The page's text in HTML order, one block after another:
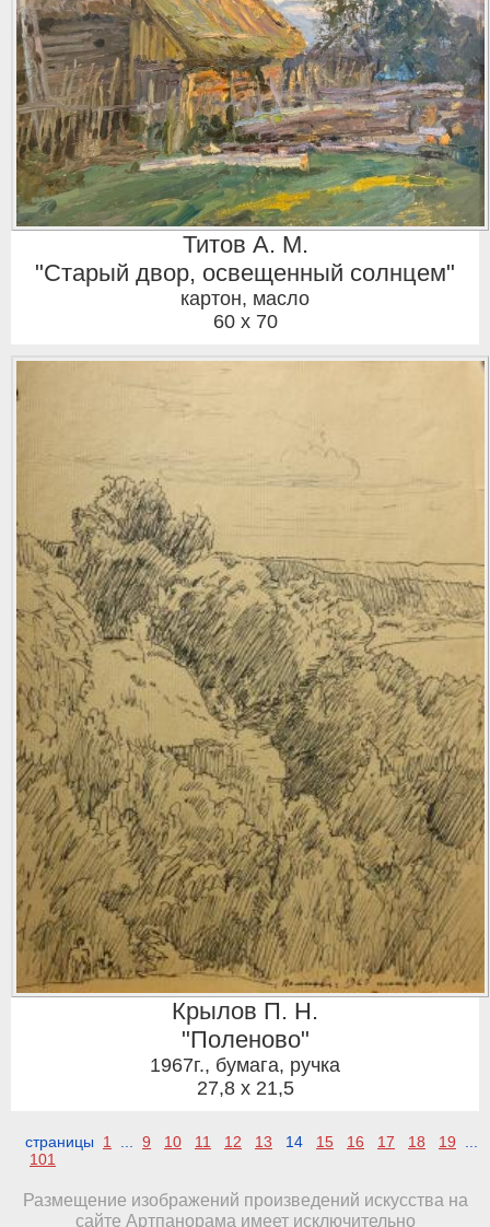
Титов А. М.
"Старый двор, освещенный солнцем"
картон, масло
60 x 70
Крылов П. Н.
"Поленово"
1967г., бумага, ручка
27,8 x 21,5
страницы 1 9 10 11 12 13 14 15 16 17 18 19
101
Размещение изображений произведений искусства на
сайте Артпанорама имеет исключительно